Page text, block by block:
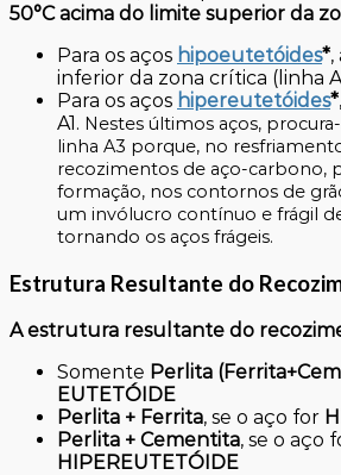
50°C acima do limite superior da
Para os aços hipoeutetóides*,
inferior da zona crítica (linha
Para os aços hipereutetóides*
A1. Nestes últimos aços,
linha A3 porque, no
recozimentos de aço-carbono,
formação, nos contornos de
um invólucro contínuo e frágil
tornando os aços frágeis.
Estrutura Resultante do
A estrutura resultante do
Somente Perlita
EUTETÓIDE
Perlita + Ferrita, se o aço for
Perlita + Cementita, se o aço
HIPEREUTETÓIDE